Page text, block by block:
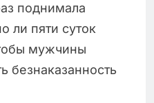
поднимала
ли пяти суток
мужчины
безнаказанность